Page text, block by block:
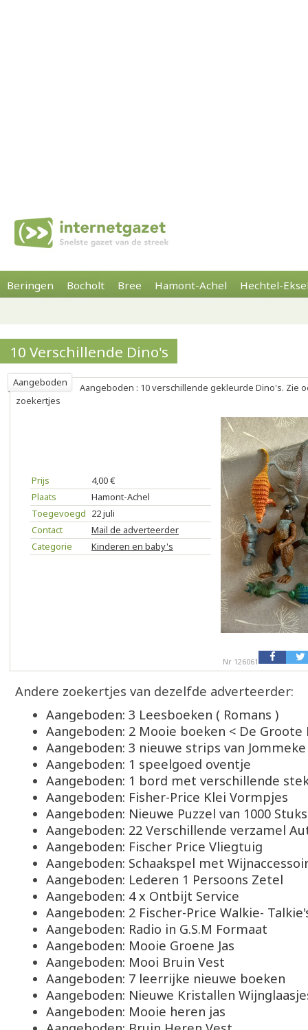
Beringen Bocholt Bree Hamont-Achel Hechtel-
10 Verschillende Dino's
Aangeboden
Aangeboden : 10 verschillende gekleurde Dino's. Zie
zoekertjes
Prijs
4,00 €
Plaats
Hamont-Achel
Toegevoegd 22 juli
Contact
Mail de adverteerder
Categorie
Kinderen en baby's
Nr 126061
Andere zoekertjes van dezelfde adverteerder:
Aangeboden: 3 Leesboeken ( Romans )
Aangeboden: 2 Mooie boeken < De Groote
Aangeboden: 3 nieuwe strips van Jommeke
Aangeboden: 1 speelgoed oventje
Aangeboden: 1 bord met verschillende
Aangeboden: Fisher-Price Klei Vormpjes
Aangeboden: Nieuwe Puzzel van 1000 Stuks
Aangeboden: 22 Verschillende verzamel
Aangeboden: Fischer Price Vliegtuig
Aangeboden: Schaakspel met
Aangeboden: Lederen 1 Persoons Zetel
Aangeboden: 4 x Ontbijt Service
Aangeboden: 2 Fischer-Price Walkie-
Aangeboden: Radio in G.S.M Formaat
Aangeboden: Mooie Groene Jas
Aangeboden: Mooi Bruin Vest
Aangeboden: 7 leerrijke nieuwe boeken
Aangeboden: Nieuwe Kristallen
Aangeboden: Mooie heren jas